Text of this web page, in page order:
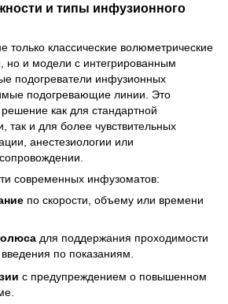
и типы инфузионного
только классические волюметрические
но и модели с интегрированным
подогреватели инфузионных
подогревающие линии. Это
как для стандартной
так и для более чувствительных
анестезиологии или
современных инфузоматов:
по скорости, объему или времени
для поддержания проходимости
по показаниям.
с предупреждением о повышенном